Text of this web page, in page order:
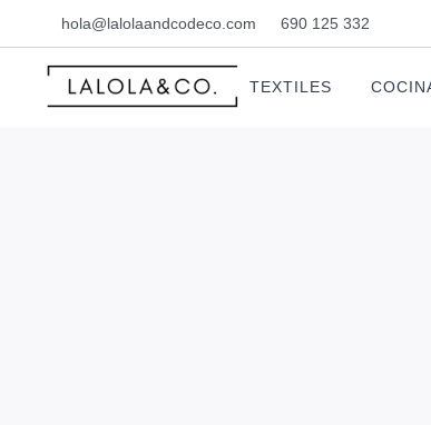
hola@lalolaandcodeco.com 690 125 332
TEXTILES